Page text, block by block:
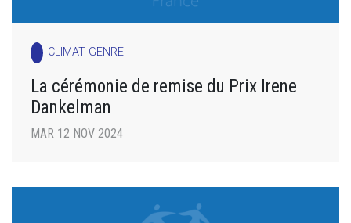
CLIMAT GENRE
La cérémonie de remise du Prix Irene
Dankelman
MAR 12 NOV 2024